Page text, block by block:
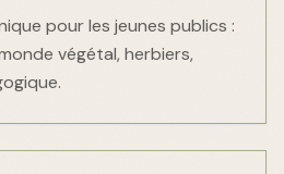
pour les jeunes publics :
végétal, herbiers,